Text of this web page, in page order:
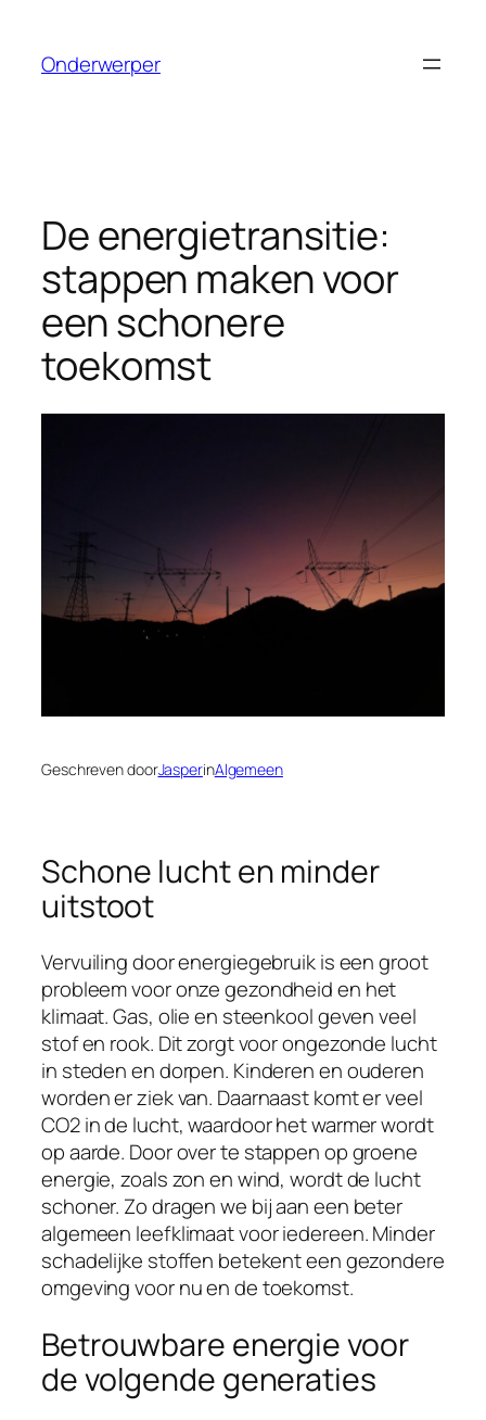
Onderwerper
De energietransitie:
stappen maken voor
een schonere
toekomst
Geschreven doorJasperinAlgemeen
Schone lucht en minder
uitstoot
Vervuiling door energiegebruik is een groot
probleem voor onze gezondheid en het
klimaat. Gas, olie en steenkool geven veel
stof en rook. Dit zorgt voor ongezonde lucht
in steden en dorpen. Kinderen en ouderen
worden er ziek van. Daarnaast komt er veel
CO2 in de lucht, waardoor het warmer wordt
op aarde. Door over te stappen op groene
energie, zoals zon en wind, wordt de lucht
schoner. Zo dragen we bij aan een beter
algemeen leefklimaat voor iedereen. Minder
schadelijke stoffen betekent een gezondere
omgeving voor nu en de toekomst.
Betrouwbare energie voor
de volgende generaties